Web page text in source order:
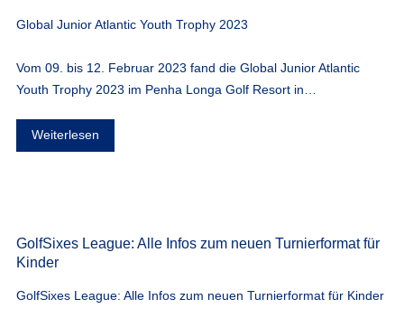
Global Junior Atlantic Youth Trophy 2023
Vom 09. bis 12. Februar 2023 fand die Global Junior Atlantic
Youth Trophy 2023 im Penha Longa Golf Resort in…
Weiterlesen
GolfSixes League: Alle Infos zum neuen Turnierformat für
Kinder
GolfSixes League: Alle Infos zum neuen Turnierformat für Kinder